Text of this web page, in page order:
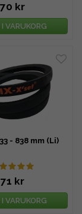
70 kr
VARUKORG
- 838 mm (Li)
71 kr
VARUKORG